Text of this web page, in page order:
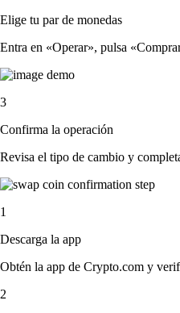
Elige tu par de monedas
Entra en «Operar», pulsa
3
Confirma la operación
Revisa el tipo de cambio y
1
Descarga la app
Obtén la app de Crypto.com y
2